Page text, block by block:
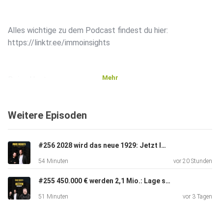
Alles wichtige zu dem Podcast findest du hier:
https://linktr.ee/immoinsights
https://linktr.ee/torbenschulthoff
https://linktr.ee/martincronacher
Mehr
Weitere Episoden
#256 2028 wird das neue 1929: Jetzt Immobilien einkaufen | Insights von Daniel Kleinert
54 Minuten vor 20 Stunden
#255 450.000 € werden 2,1 Mio.: Lage schlägt Mietrendite | Insights von Daniel Kleinert
51 Minuten vor 3 Tagen